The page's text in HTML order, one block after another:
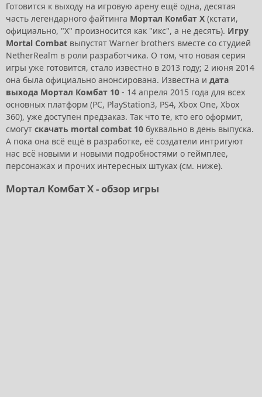
Готовится к выходу на игровую арену ещё одна, десятая
часть легендарного файтинга Мортал Комбат Х (кстати,
официально, "Х" произносится как "икс", а не десять). Игру
Mortal Combat выпустят Warner brothers вместе со студией
NetherRealm в роли разработчика. О том, что новая серия
игры уже готовится, стало известно в 2013 году; 2 июня 2014
она была официально анонсирована. Известна и дата
выхода Мортал Комбат 10 - 14 апреля 2015 года для всех
основных платформ (PC, PlayStation3, PS4, Xbox One, Xbox
360), уже доступен предзаказ. Так что те, кто его оформит,
смогут скачать mortal combat 10 буквально в день выпуска.
А пока она всё ещё в разработке, её создатели интригуют
нас всё новыми и новыми подробностями о геймплее,
персонажах и прочих интересных штуках (см. ниже).
Мортал Комбат Х - обзор игры